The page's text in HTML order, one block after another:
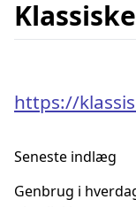
https://
Seneste indlæg
Genbrug i